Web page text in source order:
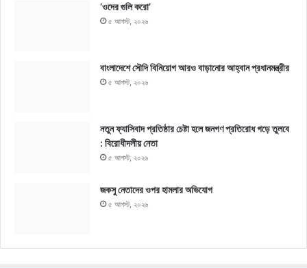
‘ওদের গুলি করো’
৫ আগস্ট, ২০২৬
বাংলাদেশে সৌদি বিনিয়োগ আরও বাড়ানোর আহ্বান প্রধানমন্ত্রীর
৫ আগস্ট, ২০২৬
নতুন ফ্যাসিবাদ প্রতিষ্ঠার চেষ্টা হলে জনগণ প্রতিরোধ গড়ে তুলবে
: বিরোধীদলীয় নেতা
৫ আগস্ট, ২০২৬
জকসু নেতাদের ওপর হামলার অভিযোগ
৫ আগস্ট, ২০২৬